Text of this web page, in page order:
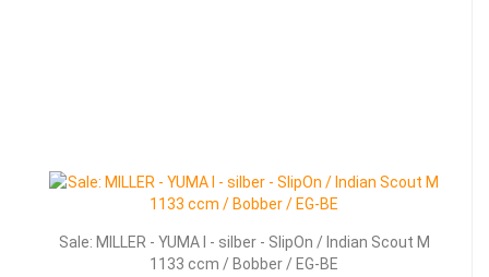
Sale: MILLER - YUMA I - silber - SlipOn / Indian Scout M
1133 ccm / Bobber / EG-BE